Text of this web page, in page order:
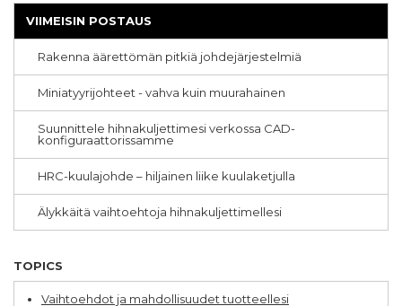
Kuularuuvit
Varastoautomaatio
CNC-työstö
Ergonomia
Teleskooppikiskot
Kestävyys
Pick & Place
Erikoiskoneet
Formaatin vaihdokset
Yhdensuuntaisuusvirhe
Hammashihnakuljettimet
Akselit
Asemointijärjestelmät
Elintarviketeollisuus
Moniakselijärjestelmät
Planeettavaihteet
Puhdastila
VIIMEISIN POSTAUS
Rakenna äärettömän pitkiä johdejärjestelmiä
Miniatyyrijohteet - vahva kuin muurahainen
Suunnittele hihnakuljettimesi verkossa CAD-
konfiguraattorissamme
HRC-kuulajohde – hiljainen liike kuulaketjulla
Älykkäitä vaihtoehtoja hihnakuljettimellesi
TOPICS
Vaihtoehdot ja mahdollisuudet tuotteellesi